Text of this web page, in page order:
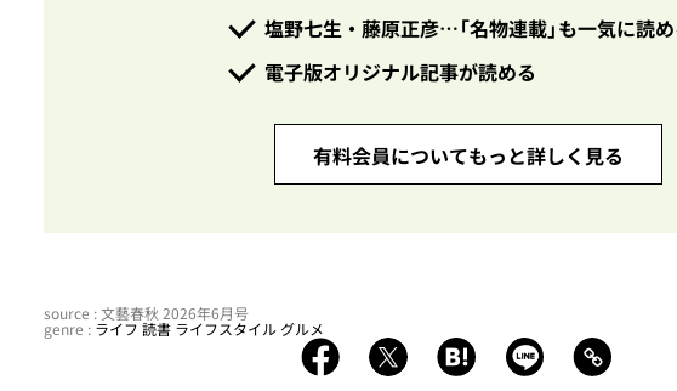
塩野七生・藤原正彦…「名物連載」も一気に読
電子版オリジナル記事が読める
有料会員についてもっと詳しく見る
source : 文藝春秋 2026年6月号
genre : ライフ 読書 ライフスタイル グルメ